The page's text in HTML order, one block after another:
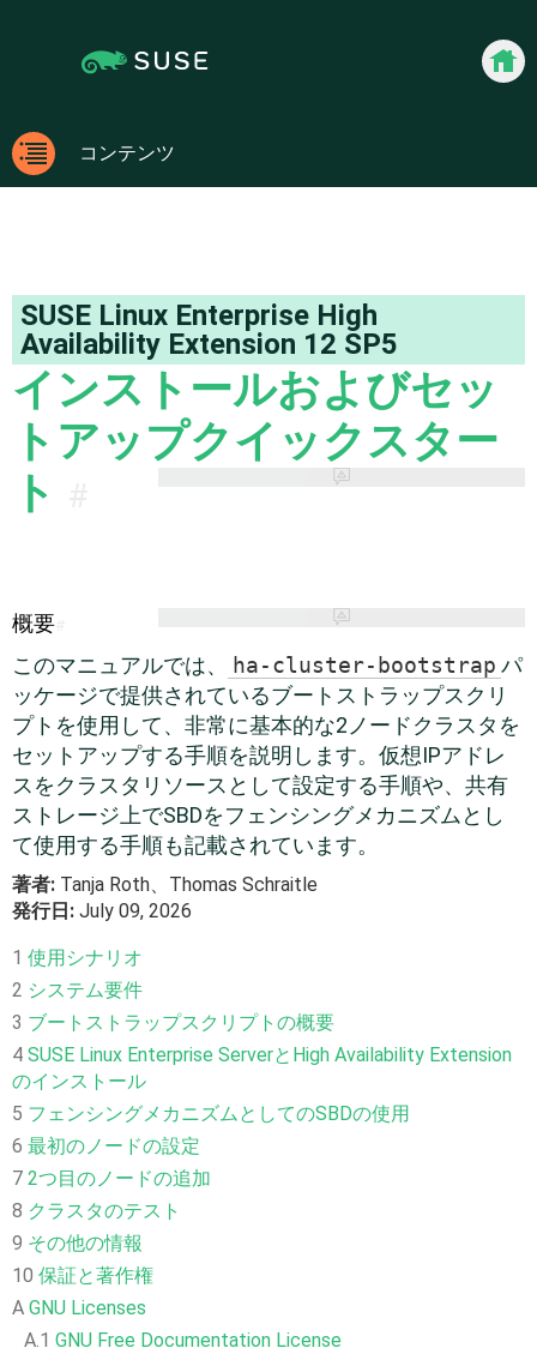
navigation:
[access
key
コン
コンテンツ
SUSE Linux Enterprise High
Availability Extension 12 SP5
インストールおよびセッ
トアップクイックスター
ト
概要
このマニュアルでは、 ha-cluster-bootstrap パ
ッケージで提供されているブートストラップスクリ
プトを使用して、非常に基本的な2ノードクラスタを
セットアップする手順を説明します。仮想IPアドレ
スをクラスタリソースとして設定する手順や、共有
ストレージ上でSBDをフェンシングメカニズムとし
て使用する手順も記載されています。
著者: Tanja Roth、 Thomas Schraitle
発行日: July 09, 2026
1 使用シナリオ
2 システム要件
3 ブートストラップスクリプトの概要
4 SUSE Linux Enterprise ServerとHigh Availability Extension
のインストール
5 フェンシングメカニズムとしてのSBDの使用
6 最初のノードの設定
7 2つ目のノードの追加
8 クラスタのテスト
9 その他の情報
10 保証と著作権
A GNU Licenses
A.1 GNU Free Documentation License